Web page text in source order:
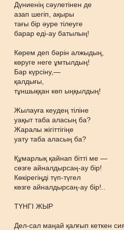
Дүниенің сәулетінен де
азап шегіп, ақыры
тағы бір әуре тілеуге
барар еді-ау батылың!
Көрем деп бәрін алжыдың,
көруге неге ұмтылдың!
Бар күрсіну,—
қалдығы,
тұншыққан көп ыңқылдың!
Жылауға кеудең тіліне
уақыт таба аласың ба?
Жаралы жігіттігіңе
уату таба аласың ба?
Құмарлық қайнап бітті ме —
сөзге айналдырсаң-ау бір!
Көкірегіңді түп-түгел
көзге айналдырсаң-ау бір!..
ТҮНГІ ЖЫР
Дел-сал маңай қалғып кеткен